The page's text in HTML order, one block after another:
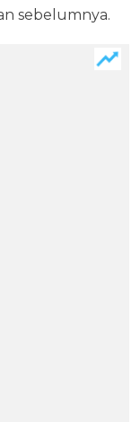
sebelumnya.